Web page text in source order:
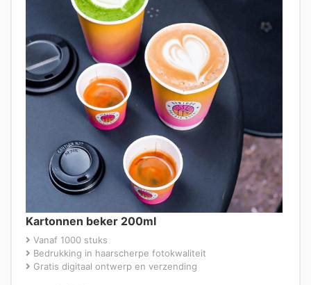
Kartonnen beker 200ml
Vanaf 1000 stuks
Bedrukking in haarscherpe fotokwaliteit
Gratis digitaal ontwerp en verzending